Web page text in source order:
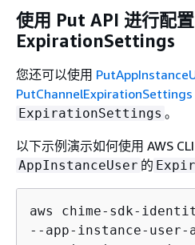
使用 Put API 进行配置
ExpirationSettings
您还可以使用
PutChannelExpirationSettings
ExpirationSettings 。
以下示例演示如何使用 AWS
AppInstanceUser 的
aws chime-sdk-
--app-instance-user-